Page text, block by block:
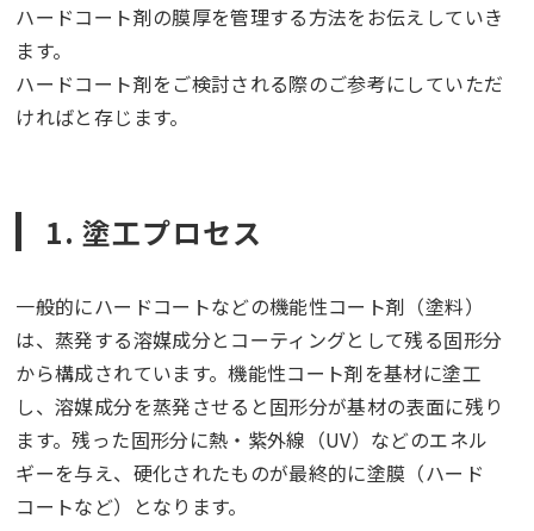
ハードコート剤の膜厚を管理する方法をお伝えしていき
ます。
ハードコート剤をご検討される際のご参考にしていただ
ければと存じます。
1.塗工プロセス
一般的にハードコートなどの機能性コート剤（塗料）
は、蒸発する溶媒成分とコーティングとして残る固形分
から構成されています。機能性コート剤を基材に塗工
し、溶媒成分を蒸発させると固形分が基材の表面に残り
ます。残った固形分に熱・紫外線（UV）などのエネル
ギーを与え、硬化されたものが最終的に塗膜（ハード
コートなど）となります。